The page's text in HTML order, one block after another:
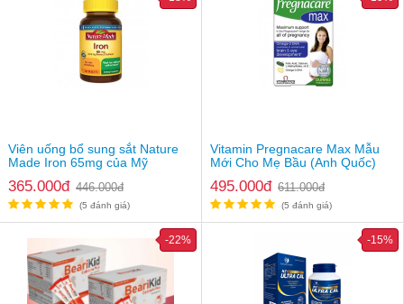
Viên uống bổ sung sắt Nature
Made Iron 65mg của Mỹ
365.000đ 446.000đ
(5 đánh giá)
Vitamin Pregnacare Max Mẫu
Mới Cho Mẹ Bầu (Anh Quốc)
495.000đ 611.000đ
(5 đánh giá)
-22% -15%